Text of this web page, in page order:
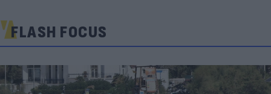
FLASH FOCUS